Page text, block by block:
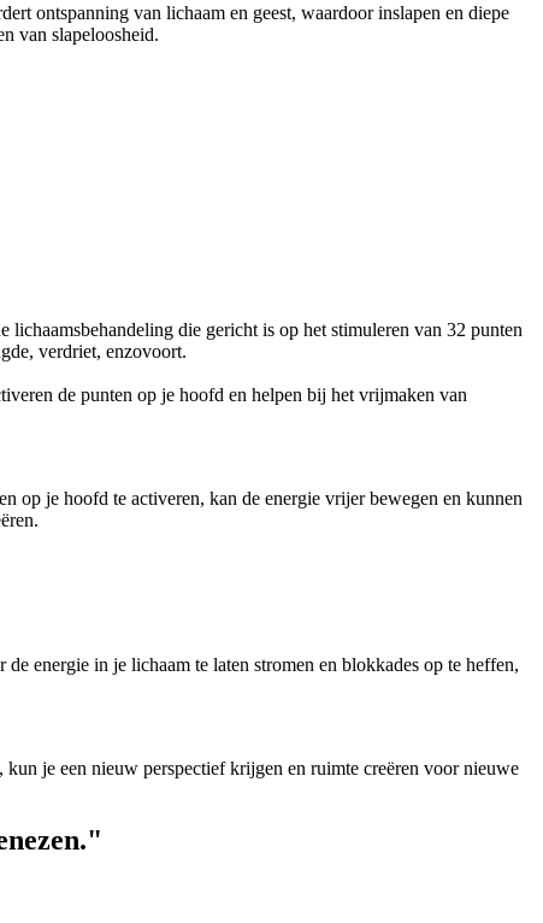
ontspanning van lichaam en geest, waardoor inslapen en diepe
van slapeloosheid.
die gericht is op het stimuleren van 32 punten
verdriet, enzovoort.
de punten op je hoofd en helpen bij het vrijmaken van
op je hoofd te activeren, kan de energie vrijer bewegen en kunnen
energie in je lichaam te laten stromen en blokkades op te heffen,
je een nieuw perspectief krijgen en ruimte creëren voor nieuwe